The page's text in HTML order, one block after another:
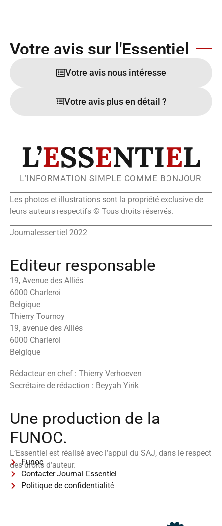
Votre avis sur l'Essentiel
Votre avis nous intéresse
Votre avis plus en détail ?
L’ESSENTIEL
L’INFORMATION SIMPLE COMME BONJOUR
Les photos et illustrations sont la propriété exclusive de
leurs auteurs respectifs © Tous droits réservés.
Journalessentiel 2022
Editeur responsable
19, Avenue des Alliés
6000 Charleroi
Belgique
Thierry Tournoy
19, avenue des Alliés
6000 Charleroi
Belgique
Rédacteur en chef : Thierry Verhoeven
Secrétaire de rédaction : Beyyah Yirik
Une production de la
FUNOC.
L’Essentiel est réalisé avec l’appui du SAJ, dans le respect
des droits d’auteur.
Funoc
Contacter Journal Essentiel
Politique de confidentialité